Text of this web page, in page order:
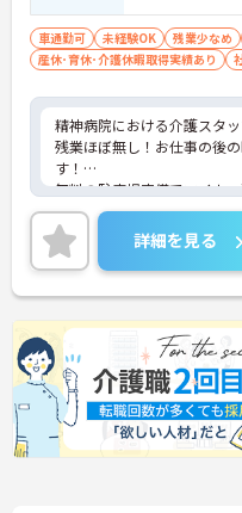
車通勤可 未経験OK 残業少なめ
産休･育休･介護休暇取得実績あり
精神病院における介護スタ
残業ほぼ無し！お仕事の後
す！
無料の駐車場完備でマイカ
ご興味ある方には、面接の
細をお話致しますのでお気
詳細を見る